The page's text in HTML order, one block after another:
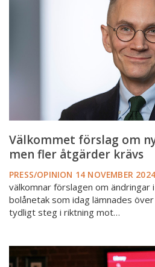
Välkommet förslag om
men fler åtgärder krävs
PRESS/OPINION 14 NOVEMBER 2024
välkomnar förslagen om ändringar
bolånetak som idag lämnades
tydligt steg i riktning mot…
Ny
kartläggning: